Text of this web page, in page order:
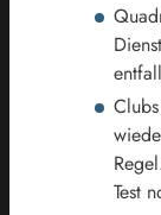
Test